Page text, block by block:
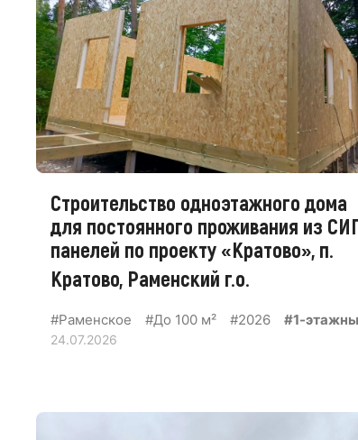
Строительство одноэтажного дома
для постоянного проживания из
панелей по проекту «Кратово», п.
Кратово, Раменский г.о.
#Раменское #До 100 м² #2026 #1-
24.07.2026